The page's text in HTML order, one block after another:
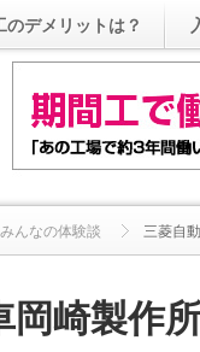
のデメリットは？
んなの体験談 三菱自
岡崎製作